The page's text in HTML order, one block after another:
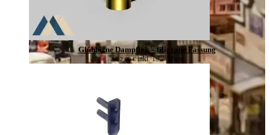
Glühbirne Dampflok – filigrane Fassung
Ab 2,00€ inkl. 19% Mwst